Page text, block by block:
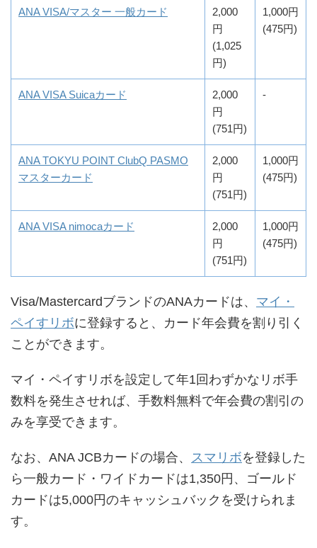
ANA VISA/マスター 一般カード
2,000
円
(1,025
円)
1,000円
(475円)
ANA VISA Suicaカード
2,000
円
(751円)
-
ANA TOKYU POINT ClubQ PASMO
マスターカード
2,000
円
(751円)
1,000円
(475円)
ANA VISA nimocaカード
2,000
円
(751円)
1,000円
(475円)
Visa/MastercardブランドのANAカードは、 マイ・
ペイすリボに登録すると、カード年会費を割り引く
ことができます。
マイ・ペイすリボを設定して年1回わずかなリボ手
数料を発生させれば、手数料無料で年会費の割引の
みを享受できます。
なお、ANA JCBカードの場合、 スマリボを登録した
ら一般カード・ワイドカードは1,350円、ゴールド
カードは5,000円のキャッシュバックを受けられま
す。